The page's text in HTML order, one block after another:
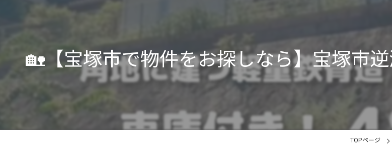
🏡【宝塚市で物件をお探しなら】宝塚市
TOPページ